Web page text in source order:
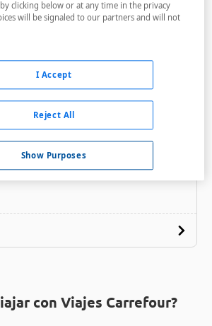
1,85 Km
con movilidad reducida
con Viajes Carrefour?
clicking below or at any time in the privacy
will be signaled to our partners and will not
Show Purposes
Reject All
I Accept